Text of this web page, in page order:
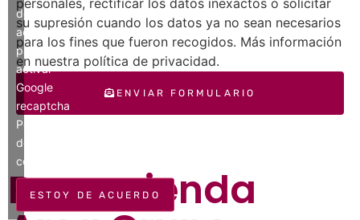
su supresión cuando los datos ya no sean necesarios
para los fines que fueron recogidos. Más información
en nuestra política de privacidad.
de
acuerdo»
para
activar
Google
recaptcha
Política
de
cookies
ESTOY DE ACUERDO
ENVIAR FORMULARIO
Recomienda